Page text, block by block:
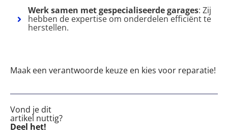
Werk samen met gespecialiseerde garages: Zij
hebben de expertise om onderdelen efficiënt te
herstellen.
Maak een verantwoorde keuze en kies voor reparatie!
Vond je dit
artikel nuttig?
Deel het!